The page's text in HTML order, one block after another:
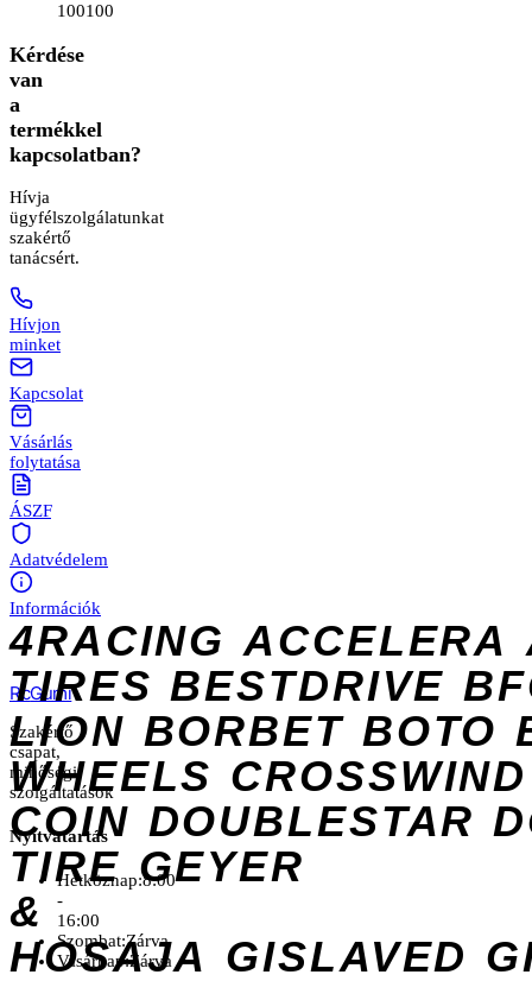
100100
Kérdése
van
a
termékkel
kapcsolatban?
Hívja
ügyfélszolgálatunkat
szakértő
tanácsért.
Hívjon
minket
Kapcsolat
Vásárlás
folytatása
ÁSZF
Adatvédelem
Információk
4RACING ACCELERA
TIRES BESTDRIVE
LION BORBET BOTO
WHEELS CROSSWIND
COIN DOUBLESTAR
TIRE GEYER
&
HOSAJA GISLAVED
RcGumi
Szakértő
csapat,
minőségi
szolgáltatások
Nyitvatartás
Hétköznap:8:00
-
16:00
Szombat:Zárva
Vasárnap:Zárva